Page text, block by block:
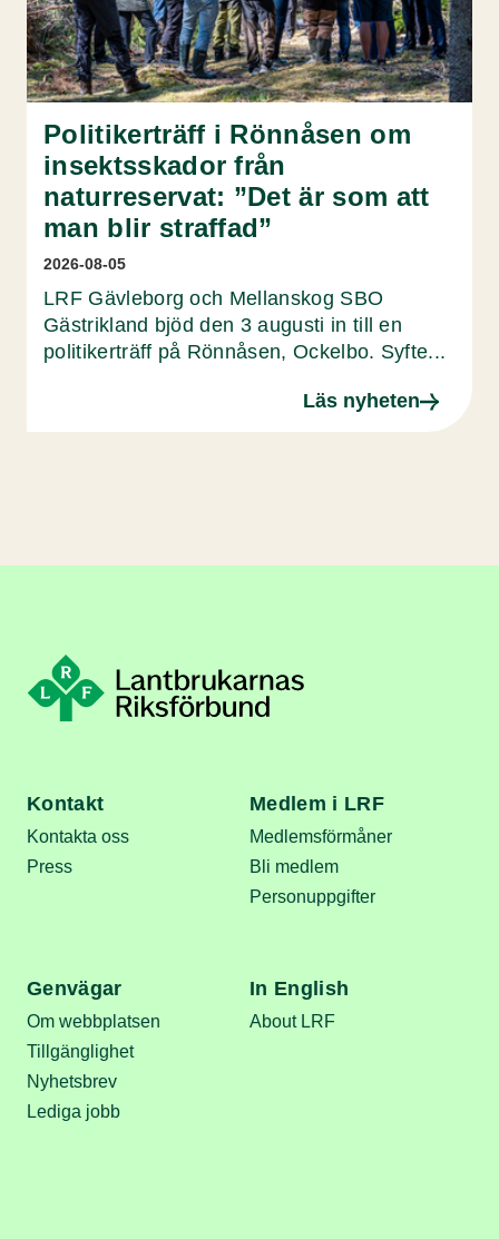
Politikerträff i Rönnåsen om
insektsskador från
naturreservat: ”Det är som att
man blir straffad”
2026-08-05
LRF Gävleborg och Mellanskog SBO
Gästrikland bjöd den 3 augusti in till en
politikerträff på Rönnåsen, Ockelbo. Syfte...
Läs nyheten
Kontakt
Kontakta oss
Press
Medlem i LRF
Medlemsförmåner
Bli medlem
Personuppgifter
Genvägar
Om webbplatsen
Tillgänglighet
Nyhetsbrev
Lediga jobb
In English
About LRF